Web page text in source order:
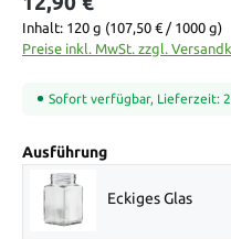
Inhalt: 120 g (107,50 € / 1000 g)
Preise inkl. MwSt. zzgl.
Sofort verfügbar, Lieferzeit:
Ausführungauswählen
Eckiges Glas